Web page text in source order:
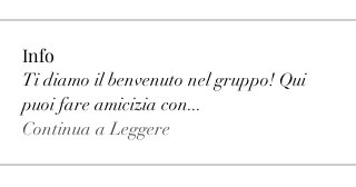
Info
Ti diamo il benvenuto nel gruppo! Qui
puoi fare amicizia con...
Continua a Leggere